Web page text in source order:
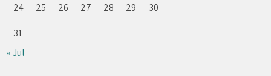
24
25 26 27 28 29
30
31
« Jul